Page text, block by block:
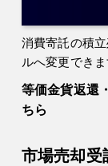
消費寄託の積
ルへ変更できま
等価金貨返還
ちら
市場売却受